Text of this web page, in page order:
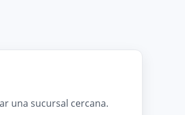
una sucursal cercana.